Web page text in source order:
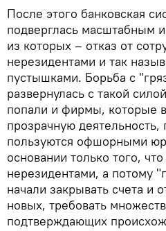
После этого банковская
подверглась масштабным
из которых – отказ от
нерезидентами и так
пустышками. Борьба с
развернулась с такой
попали и фирмы, которые
прозрачную деятельность,
пользуются офшорными
основании только того,
нерезидентами, а потому
начали закрывать счета и
новых, требовать
подтверждающих